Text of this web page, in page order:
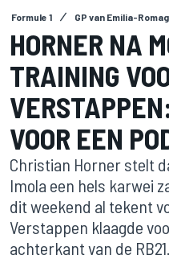
Formule 1 GP van Emilia-
HORNER NA
TRAINING
VOOR EEN
Christian Horner stelt
Imola een hels karwei
dit weekend al tekent
Verstappen klaagde
achterkant van de RB21.